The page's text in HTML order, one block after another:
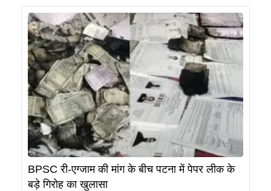
BPSC री-एग्जाम की मांग के बीच पटना में पेपर लीक के
बड़े गिरोह का खुलासा